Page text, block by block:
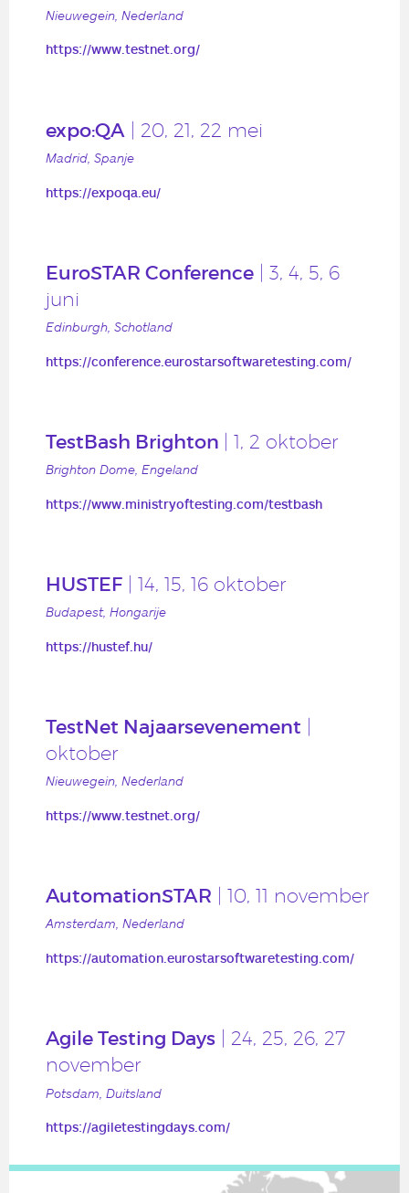
Nieuwegein, Nederland
https://www.testnet.org/
expo:QA | 20, 21, 22 mei
Madrid, Spanje
https://expoqa.eu/
EuroSTAR Conference | 3, 4, 5, 6
juni
Edinburgh, Schotland
https://conference.eurostarsoftwaretesting.com/
TestBash Brighton | 1, 2 oktober
Brighton Dome, Engeland
https://www.ministryoftesting.com/testbash
HUSTEF | 14, 15, 16 oktober
Budapest, Hongarije
https://hustef.hu/
TestNet Najaarsevenement
oktober
Nieuwegein, Nederland
https://www.testnet.org/
AutomationSTAR | 10, 11 november
Amsterdam, Nederland
https://automation.eurostarsoftwaretesting.com/
Agile Testing Days | 24, 25, 26, 27
november
Potsdam, Duitsland
https://agiletestingdays.com/